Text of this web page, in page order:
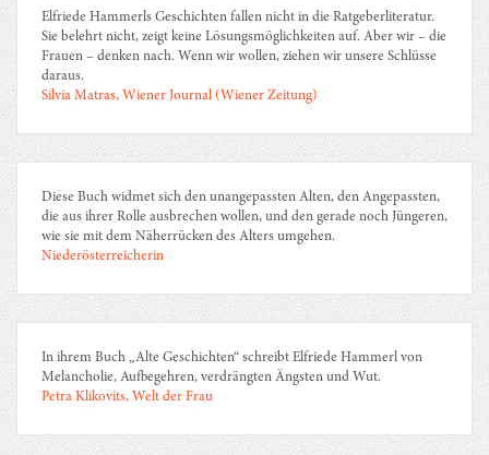
Elfriede Hammerls Geschichten fallen nicht in die Ratgeberliteratur.
Sie belehrt nicht, zeigt keine Lösungsmöglichkeiten auf. Aber wir – die
Frauen – denken nach. Wenn wir wollen, ziehen wir unsere Schlüsse
daraus.
Silvia Matras, Wiener Journal (Wiener Zeitung)
Diese Buch widmet sich den unangepassten Alten, den Angepassten,
die aus ihrer Rolle ausbrechen wollen, und den gerade noch Jüngeren,
wie sie mit dem Näherrücken des Alters umgehen.
Niederösterreicherin
In ihrem Buch „Alte Geschichten“ schreibt Elfriede Hammerl von
Melancholie, Aufbegehren, verdrängten Ängsten und Wut.
Petra Klikovits, Welt der Frau